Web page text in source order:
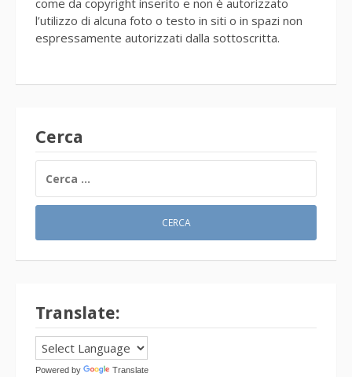
come da copyright inserito e non è autorizzato
l’utilizzo di alcuna foto o testo in siti o in spazi non
espressamente autorizzati dalla sottoscritta.
Cerca
PER:
Translate:
Powered by Translate